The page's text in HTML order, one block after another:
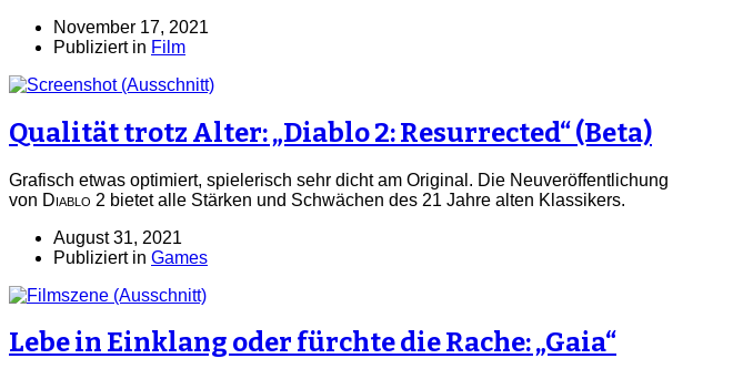
November 17, 2021
Publiziert in Film
Qualität trotz Alter: „Diablo 2: Resurrected“ (Beta)
Grafisch etwas optimiert, spielerisch sehr dicht am Original. Die Neuveröffentlichung
von Diablo 2 bietet alle Stärken und Schwächen des 21 Jahre alten Klassikers.
August 31, 2021
Publiziert in Games
Lebe in Einklang oder fürchte die Rache: „Gaia“